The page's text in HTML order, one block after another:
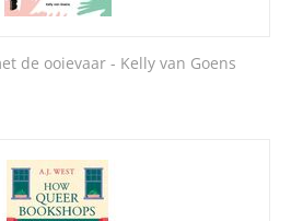
de ooievaar - Kelly van Goens